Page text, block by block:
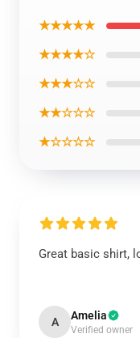
★★★★★
★★★★☆
★★★☆☆
★★☆☆☆
★☆☆☆☆
Great basic shirt,
A Amelia
Verified owner